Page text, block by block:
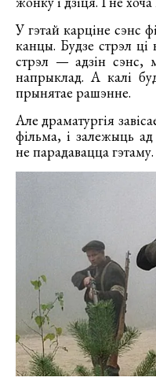
У гэтай карціне сэнс
канцы. Будзе стрэл ці
стрэл — адзін сэнс,
напрыклад. А калі
прынятае рашэнне.
Але драматургія
фільма, і залежыць
не парадавацца гэтаму.